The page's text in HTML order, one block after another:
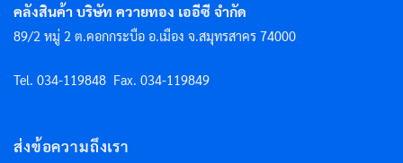
คลังสินค้า บริษัท ควายทอง เออีซี จำกัด
89/2 หมู่ 2 ต.คอกกระบือ อ.เมือง จ.สมุทรสาคร 74000
Tel. 034-119848 Fax. 034-119849
ส่งข้อความถึงเรา